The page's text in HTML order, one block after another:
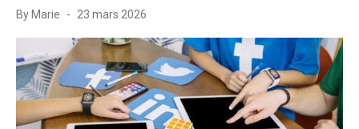
By Marie
Posted
23 mars 2026